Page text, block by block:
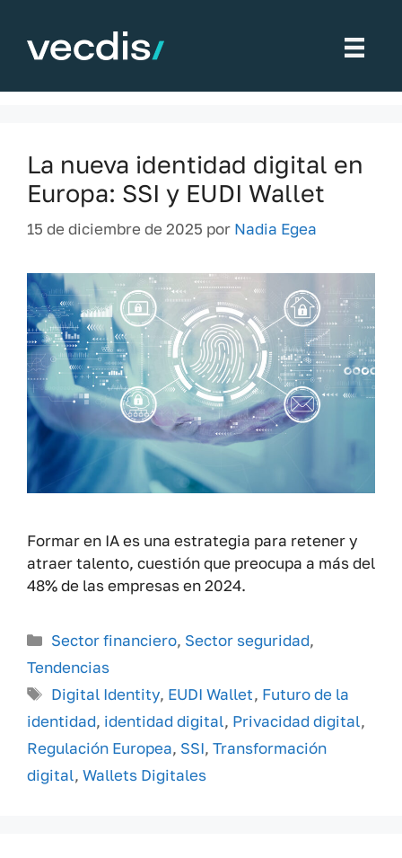
contenido
Sector financiero
La nueva identidad digital en
Europa: SSI y EUDI Wallet
15 de diciembre de 2025 por Nadia Egea
Formar en IA es una estrategia para retener y
atraer talento, cuestión que preocupa a más del
48% de las empresas en 2024.
Categorías
Sector financiero, Sector seguridad,
Tendencias
Etiquetas
Digital Identity, EUDI Wallet, Futuro de la
identidad, identidad digital, Privacidad digital,
Regulación Europea, SSI, Transformación
digital, Wallets Digitales